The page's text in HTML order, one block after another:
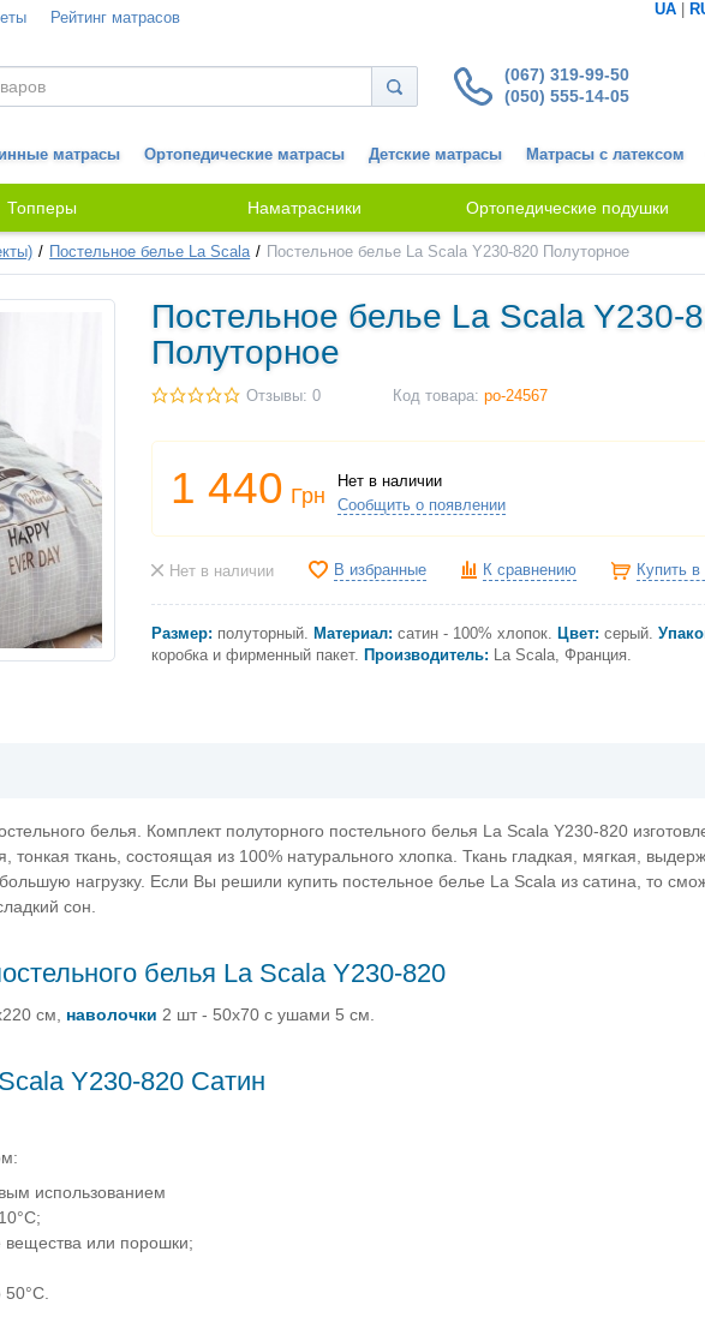
Рейтинг матрасов UA
(067) 319-99-50
(050) 555-14-05
матрасы Ортопедические матрасы Детские матрасы Матрасы с латексом
Топперы Наматрасники Ортопедические подушки
Постельное белье La Scala Постельное белье La Scala Y230-820 Полуторное
Постельное белье La Scala Y230-
Полуторное
Отзывы: 0 Код товара: po-24567
1 440 Грн
Нет в наличии
Сообщить о появлении
Нет в наличии В избранные К сравнению Купить
Размер: полуторный. Материал: сатин - 100% хлопок. Цвет: серый.
коробка и фирменный пакет. Производитель: La Scala, Франция.
белья. Комплект полуторного постельного белья La Scala Y230-820
тонкая ткань, состоящая из 100% натурального хлопка. Ткань гладкая, мягкая,
нагрузку. Если Вы решили купить постельное белье La Scala из сатина, то
сон.
белья La Scala Y230-820
см, наволочки 2 шт - 50х70 с ушами 5 см.
Y230-820 Сатин
использованием
вещества или порошки;